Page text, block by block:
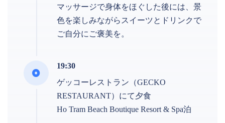
マッサージで身体をほぐした後には、景
色を楽しみながらスイーツとドリンクで
ご自分にご褒美を。
19:30
ゲッコーレストラン（GECKO
RESTAURANT）にて夕食
Ho Tram Beach Boutique Resort & Spa泊